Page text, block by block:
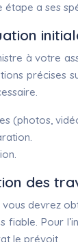
étape a ses
à votre
précises
(photos,
des
vous devrez
fiable. Pour
le prévoit.